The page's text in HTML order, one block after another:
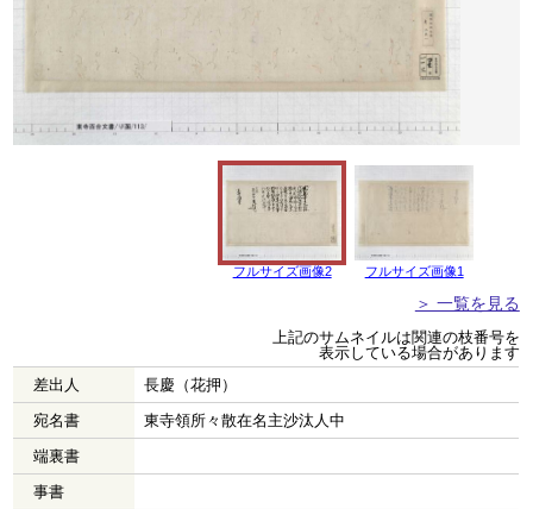
フルサイズ画像2 フルサイズ画像1
＞ 一覧を見る
上記のサムネイルは関連の枝番号を
表示している場合があります
差出人
長慶（花押）
宛名書
東寺領所々散在名主沙汰人中
端裏書
事書